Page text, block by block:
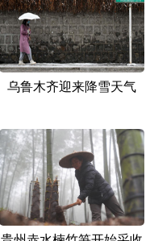
乌鲁木齐迎来降雪天气